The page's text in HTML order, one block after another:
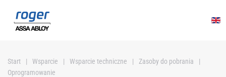
Przejdź do głównej treści
Start Wsparcie Wsparcie techniczne
Zasoby do pobrania
Oprogramowanie